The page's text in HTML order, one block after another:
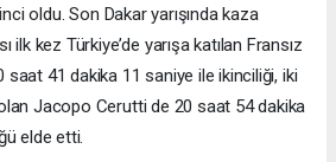
oldu. Son Dakar yarışında kaza
ilk kez Türkiye’de yarışa katılan Fransız
saat 41 dakika 11 saniye ile ikinciliği, iki
Jacopo Cerutti de 20 saat 54 dakika
elde etti.